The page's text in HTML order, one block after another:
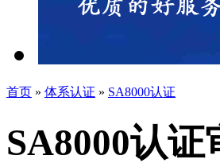
首页 » 体系认证 » SA8000认证
SA8000认